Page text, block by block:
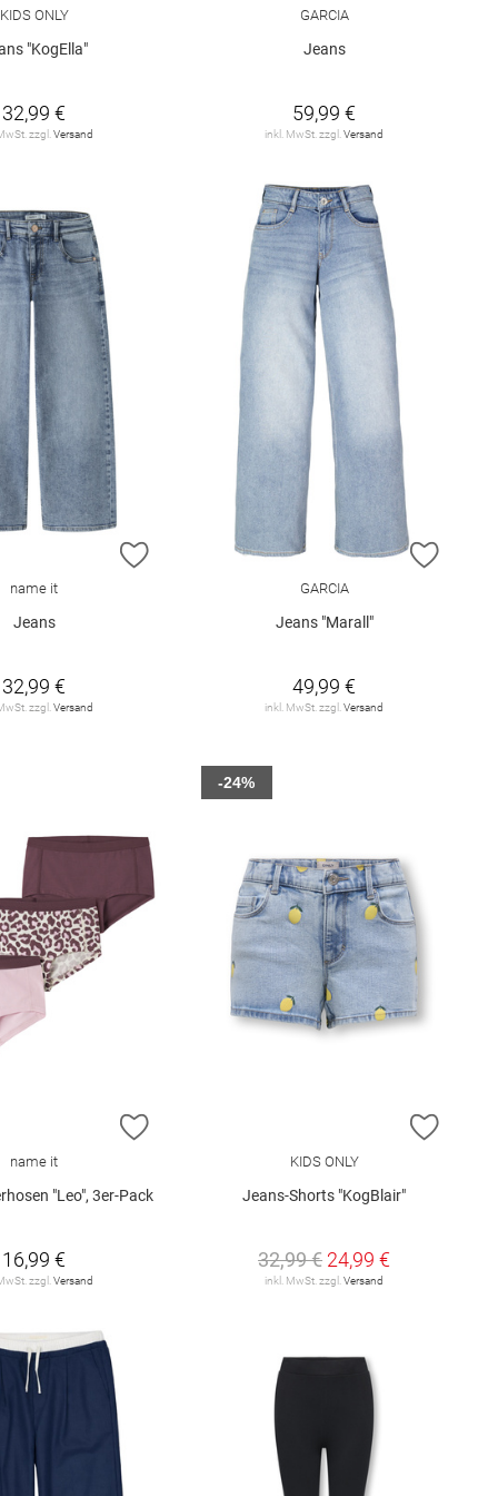
KIDS ONLY
"KogElla"
32,99 €
zzgl.Versand
GARCIA
Jeans
59,99 €
inkl. MwSt. zzgl.Versand
HINZUFÜGEN ZUR WUNSCHLISTE HINZUFÜGEN
name it
Jeans
32,99 €
zzgl.Versand
ZUR
GARCIA
Jeans "Marall"
49,99 €
inkl. MwSt. zzgl.Versand
HINZUFÜGEN
name it
"Leo", 3er-Pack
16,99 €
zzgl.Versand
ZUR
KIDS ONLY
Jeans-Shorts "KogBlair"
32,99 € 24,99 €
inkl. MwSt. zzgl.Versand
-24%